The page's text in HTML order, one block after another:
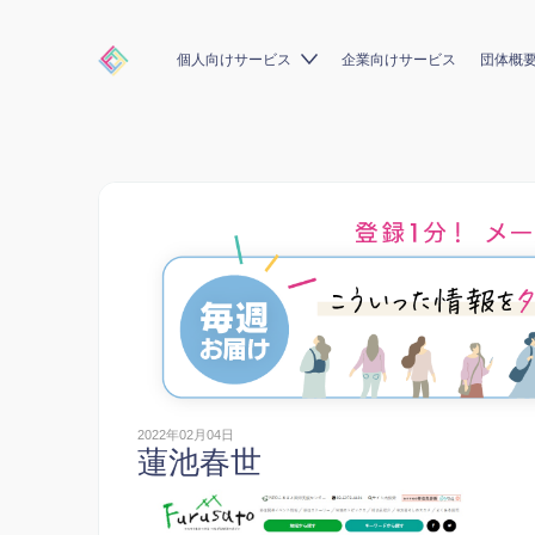
個人向けサービス 企業向けサービス 団体概
2022年02月04日
蓮池春世